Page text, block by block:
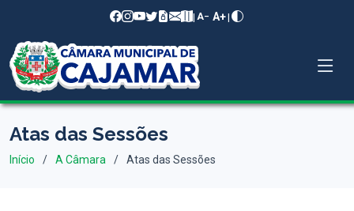
| A− A+|
Atas das Sessões
Início A Câmara Atas das Sessões